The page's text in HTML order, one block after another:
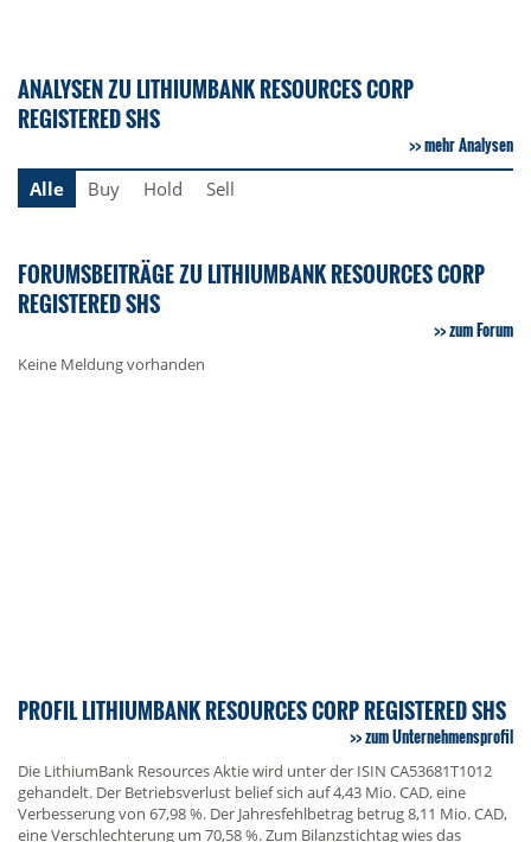
ANALYSEN ZU LITHIUMBANK RESOURCES CORP
REGISTERED SHS
mehr Analysen
Alle
Buy Hold Sell
FORUMSBEITRÄGE ZU LITHIUMBANK RESOURCES CORP
REGISTERED SHS
zum Forum
Keine Meldung vorhanden
PROFIL LITHIUMBANK RESOURCES CORP REGISTERED SHS
zum Unternehmensprofil
Die LithiumBank Resources Aktie wird unter der ISIN CA53681T1012
gehandelt. Der Betriebsverlust belief sich auf 4,43 Mio. CAD, eine
Verbesserung von 67,98 %. Der Jahresfehlbetrag betrug 8,11 Mio. CAD,
eine Verschlechterung um 70,58 %. Zum Bilanzstichtag wies das